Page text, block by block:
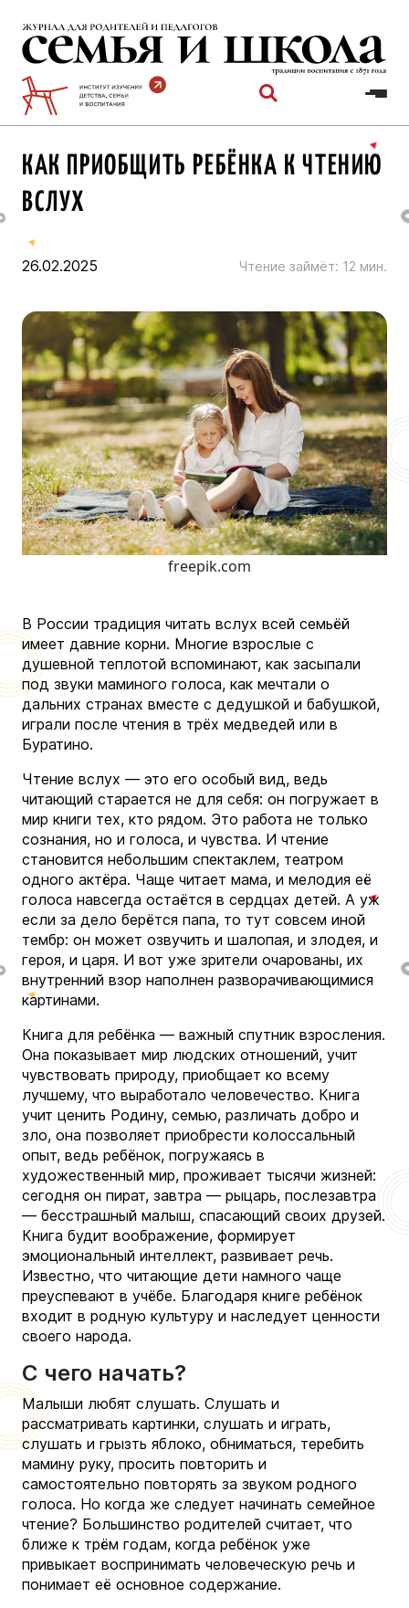
содержимому
КАК ПРИОБЩИТЬ РЕБЁНКА К ЧТЕНИЮ
ВСЛУХ
26.02.2025 Чтение займёт: 12 мин.
freepik.com
В России традиция читать вслух всей семьёй
имеет давние корни. Многие взрослые с
душевной теплотой вспоминают, как засыпали
под звуки маминого голоса, как мечтали о
дальних странах вместе с дедушкой и бабушкой,
играли после чтения в трёх медведей или в
Буратино.
Чтение вслух — это его особый вид, ведь
читающий старается не для себя: он погружает в
мир книги тех, кто рядом. Это работа не только
сознания, но и голоса, и чувства. И чтение
становится небольшим спектаклем, театром
одного актёра. Чаще читает мама, и мелодия её
голоса навсегда остаётся в сердцах детей. А уж
если за дело берётся папа, то тут совсем иной
тембр: он может озвучить и шалопая, и злодея, и
героя, и царя. И вот уже зрители очарованы, их
внутренний взор наполнен разворачивающимися
картинами.
Книга для ребёнка — важный спутник взросления.
Она показывает мир людских отношений, учит
чувствовать природу, приобщает ко всему
лучшему, что выработало человечество. Книга
учит ценить Родину, семью, различать добро и
зло, она позволяет приобрести колоссальный
опыт, ведь ребёнок, погружаясь в
художественный мир, проживает тысячи жизней:
сегодня он пират, завтра — рыцарь, послезавтра
— бесстрашный малыш, спасающий своих друзей.
Книга будит воображение, формирует
эмоциональный интеллект, развивает речь.
Известно, что читающие дети намного чаще
преуспевают в учёбе. Благодаря книге ребёнок
входит в родную культуру и наследует ценности
своего народа.
С чего начать?
Малыши любят слушать. Слушать и
рассматривать картинки, слушать и играть,
слушать и грызть яблоко, обниматься, теребить
мамину руку, просить повторить и
самостоятельно повторять за звуком родного
голоса. Но когда же следует начинать семейное
чтение? Большинство родителей считает, что
ближе к трём годам, когда ребёнок уже
привыкает воспринимать человеческую речь и
понимает её основное содержание.